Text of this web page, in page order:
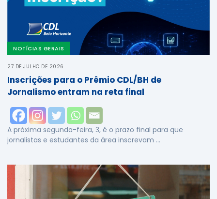
NOTÍCIAS GERAIS
27 DE JULHO DE 2026
Inscrições para o Prêmio CDL/BH de
Jornalismo entram na reta final
A próxima segunda-feira, 3, é o prazo final para que
jornalistas e estudantes da área inscrevam …